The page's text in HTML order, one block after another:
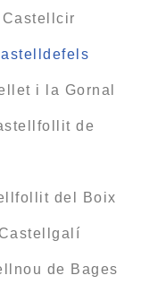
i la Gornal
de
del Boix
de Bages